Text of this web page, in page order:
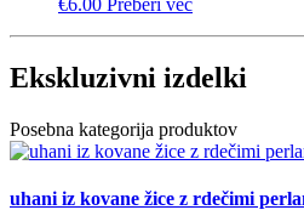
izberete
strani
Ekskluzivni izdelki
Posebna kategorija produktov
uhani iz kovane žice z rdečimi